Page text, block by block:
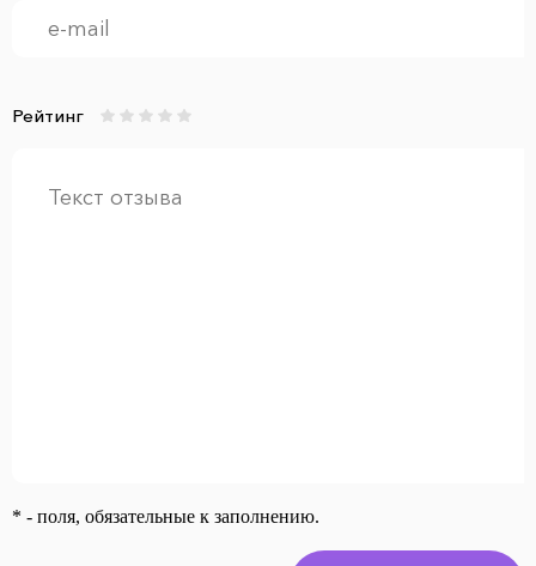
Рейтинг
* - поля, обязательные к заполнению.